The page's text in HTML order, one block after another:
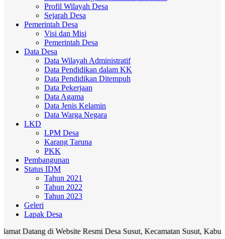
Profil Wilayah Desa
Sejarah Desa
Pemerintah Desa
Visi dan Misi
Pemerintah Desa
Data Desa
Data Wilayah Administratif
Data Pendidikan dalam KK
Data Pendidikan Ditempuh
Data Pekerjaan
Data Agama
Data Jenis Kelamin
Data Warga Negara
LKD
LPM Desa
Karang Taruna
PKK
Pembangunan
Status IDM
Tahun 2021
Tahun 2022
Tahun 2023
Geleri
Lapak Desa
di Website Resmi Desa Susut, Kecamatan Susut, Kabupaten